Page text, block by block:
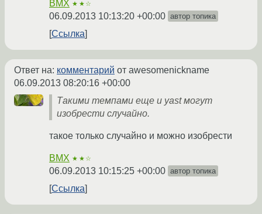
BMX ★★☆
06.09.2013 10:13:20 +00:00 автор топика
Ссылка
Ответ на: комментарий от awesomenickname
06.09.2013 08:20:16 +00:00
Такими темпами еще и yast могут
изобрести случайно.
такое только случайно и можно изобрести
BMX ★★☆
06.09.2013 10:15:25 +00:00 автор топика
Ссылка